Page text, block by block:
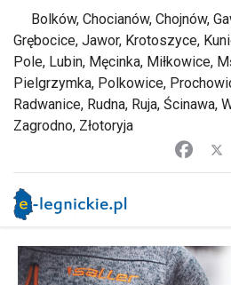
Bolków, Chocianów, Chojnów,
Grębocice, Jawor, Krotoszyce,
Pole, Lubin, Męcinka, Miłkowice,
Pielgrzymka, Polkowice,
Radwanice, Rudna, Ruja, Ścinawa,
Zagrodno, Złotoryja